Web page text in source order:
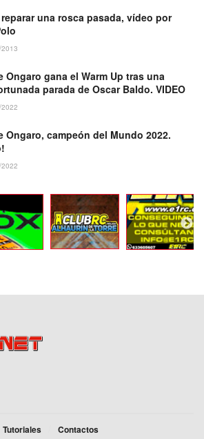
una rosca pasada, vídeo por
Ongaro gana el Warm Up tras una
parada de Oscar Baldo. VIDEO
Ongaro, campeón del Mundo 2022.
Tutoriales Contactos